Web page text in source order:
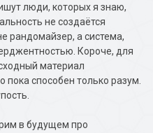
люди, которых я знаю,
не создаётся
рандомайзер, а система,
Короче, для
материал
пока способен только разум.
в будущем про